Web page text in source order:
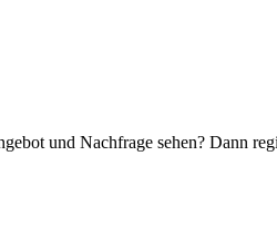
und Nachfrage sehen? Dann